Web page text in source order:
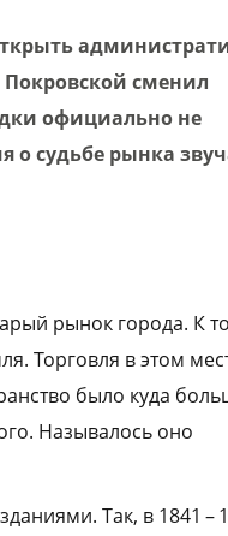
сменил
официально не
о судьбе рынка
рынок города. К
Торговля в этом
было куда
Называлось оно
Так, в 1841 –